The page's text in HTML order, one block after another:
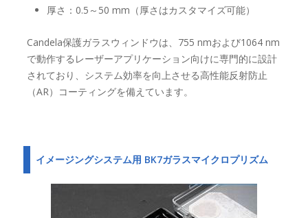
厚さ：0.5～50 mm（厚さはカスタマイズ可能）
Candela保護ガラスウィンドウは、755 nmおよび1064 nm
で動作するレーザーアプリケーション向けに専門的に設計
されており、システム効率を向上させる高性能反射防止
（AR）コーティングを備えています。
イメージングシステム用 BK7ガラスマイクロプリズム